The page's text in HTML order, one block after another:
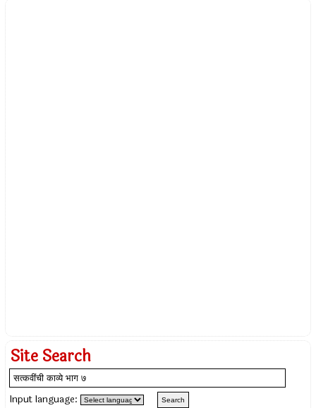
Site Search
Input language: